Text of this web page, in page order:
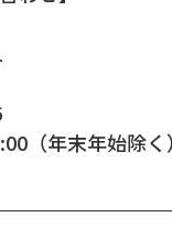
（年末年始除く）